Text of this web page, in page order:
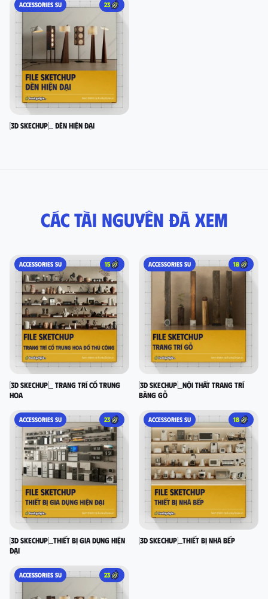
ACCESSORIES SU 23
[3D SKECHUP]_ Đèn hiện đại
Các tài nguyên đã xem
ACCESSORIES SU 15
[3D SKECHUP]_ Trang trí cổ Trung
Hoa
ACCESSORIES SU 18
[3D SKECHUP]_Nội thất trang trí
bằng gỗ
ACCESSORIES SU 23
[3D SKECHUP]_Thiết bị gia dụng hiện
đại
ACCESSORIES SU 18
[3D SKECHUP]_Thiết bị nhà bếp
ACCESSORIES SU 23